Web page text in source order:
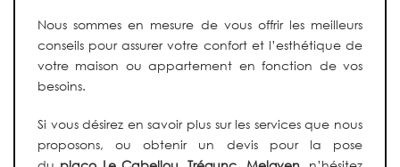
Nous sommes en mesure de vous offrir les meilleurs
conseils pour assurer votre confort et l’esthétique de
votre maison ou appartement en fonction de vos
besoins.
Si vous désirez en savoir plus sur les services que nous
proposons, ou obtenir un devis pour la pose